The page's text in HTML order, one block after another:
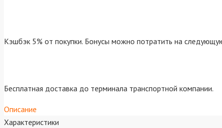
Кэшбэк 5% от покупки. Бонусы можно потратить на
Бесплатная доставка до терминала транспортной компании.
Описание
Характеристики